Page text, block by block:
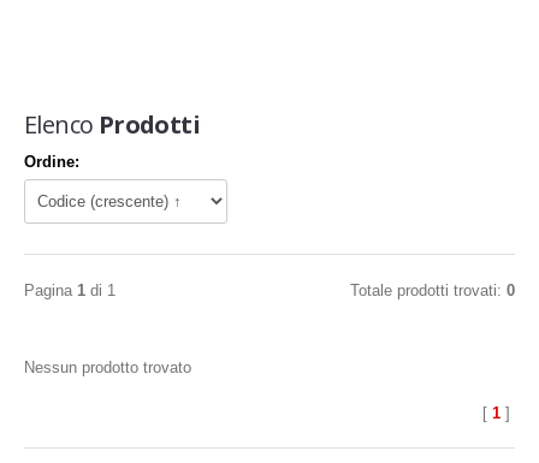
Elenco Prodotti
Ordine:
Pagina 1 di 1 Totale prodotti trovati: 0
Nessun prodotto trovato
[ 1 ]